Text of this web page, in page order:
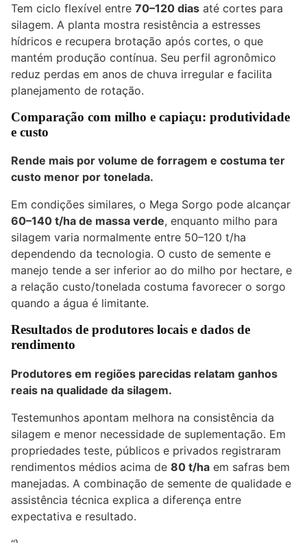
Tem ciclo flexível entre 70–120 dias até cortes para
silagem. A planta mostra resistência a estresses
hídricos e recupera brotação após cortes, o que
mantém produção contínua. Seu perfil agronômico
reduz perdas em anos de chuva irregular e facilita
planejamento de rotação.
Comparação com milho e capiaçu: produtividade
e custo
Rende mais por volume de forragem e costuma ter
custo menor por tonelada.
Em condições similares, o Mega Sorgo pode alcançar
60–140 t/ha de massa verde, enquanto milho para
silagem varia normalmente entre 50–120 t/ha
dependendo da tecnologia. O custo de semente e
manejo tende a ser inferior ao do milho por hectare, e
a relação custo/tonelada costuma favorecer o sorgo
quando a água é limitante.
Resultados de produtores locais e dados de
rendimento
Produtores em regiões parecidas relatam ganhos
reais na qualidade da silagem.
Testemunhos apontam melhora na consistência da
silagem e menor necessidade de suplementação. Em
propriedades teste, públicos e privados registraram
rendimentos médios acima de 80 t/ha em safras bem
manejadas. A combinação de semente de qualidade e
assistência técnica explica a diferença entre
expectativa e resultado.